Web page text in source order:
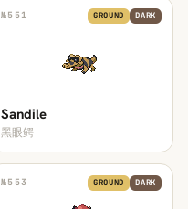
№551 GROUND DARK
Sandile
黑眼鳄
№553 GROUND DARK